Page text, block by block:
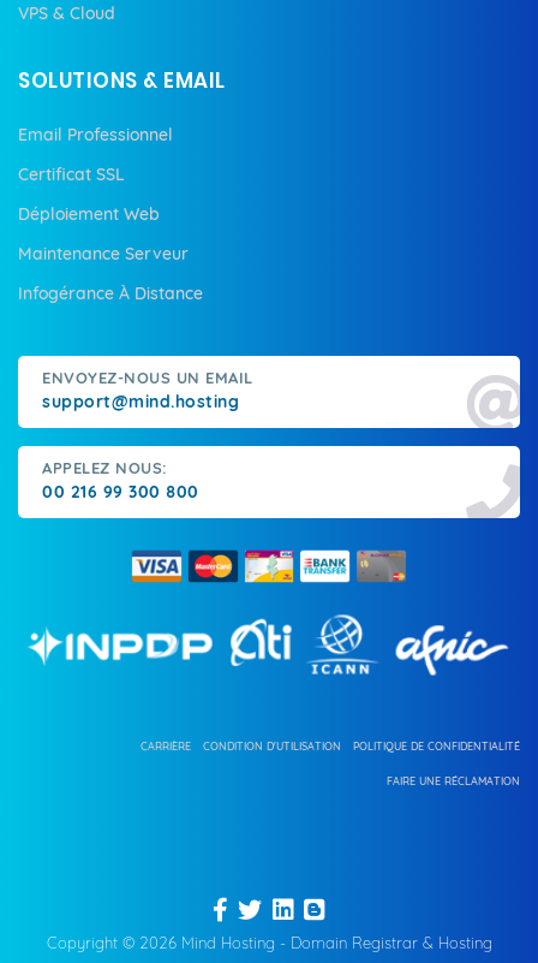
VPS & Cloud
SOLUTIONS & EMAIL
Email Professionnel
Certificat SSL
Déploiement Web
Maintenance Serveur
Infogérance À Distance
ENVOYEZ-NOUS UN EMAIL
support@mind.hosting
APPELEZ NOUS:
00 216 99 300 800
POLITIQUE DE CONFIDENTIALITÉ
CONDITION D'UTILISATION
CARRIÈRE
FAIRE UNE RÉCLAMATION
Copyright © 2026 Mind Hosting - Domain Registrar & Hosting